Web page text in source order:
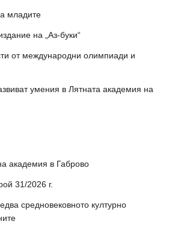
младите
на „Аз-буки“
от международни олимпиади и
умения в Лятната академия на
академия в Габрово
31/2026 г.
средновековното културно